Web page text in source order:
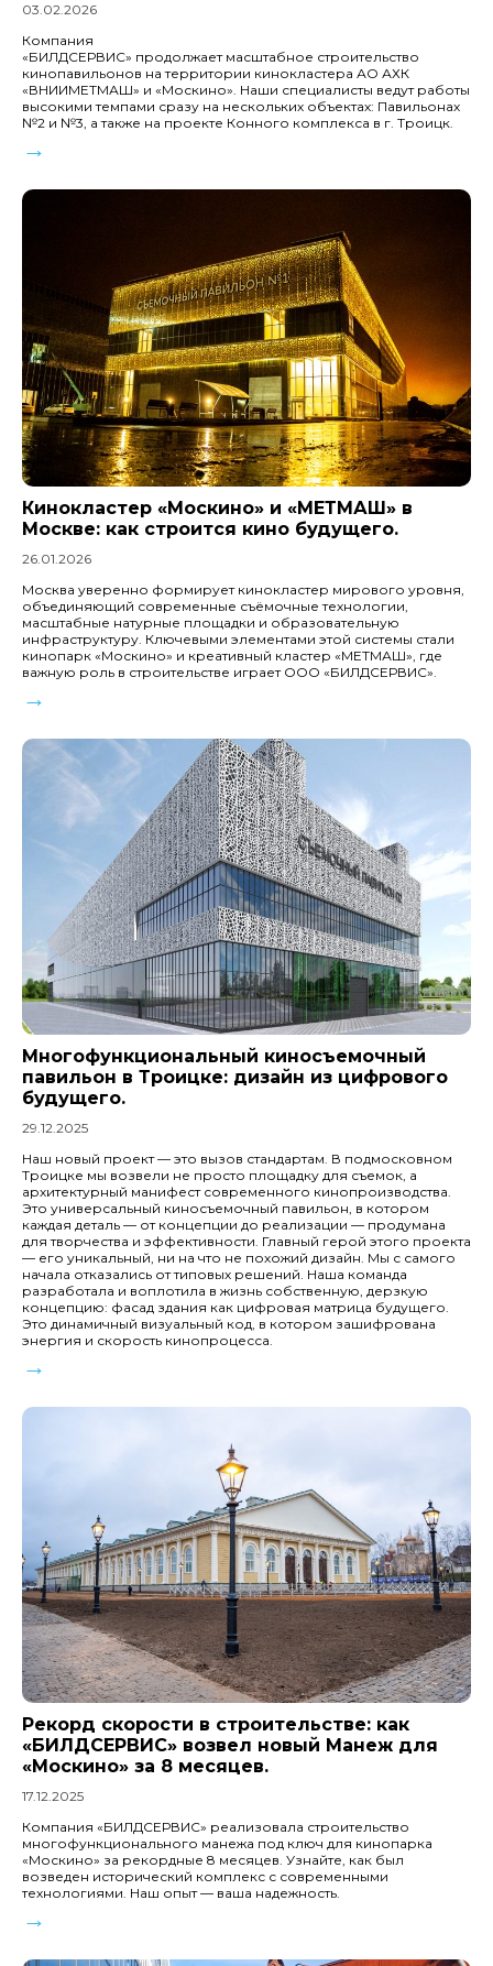
03.02.2026
Компания
«БИЛДСЕРВИС» продолжает масштабное строительство
кинопавильонов на территории кинокластера АО АХК
«ВНИИМЕТМАШ» и «Москино». Наши специалисты ведут работы
высокими темпами сразу на нескольких объектах: Павильонах
№2 и №3, а также на проекте Конного комплекса в г. Троицк.
→
Кинокластер «Москино» и «МЕТМАШ» в
Москве: как строится кино будущего.
26.01.2026
Москва уверенно формирует кинокластер мирового уровня,
объединяющий современные съёмочные технологии,
масштабные натурные площадки и образовательную
инфраструктуру. Ключевыми элементами этой системы стали
кинопарк «Москино» и креативный кластер «МЕТМАШ», где
важную роль в строительстве играет ООО «БИЛДСЕРВИС».
→
Многофункциональный киносъемочный
павильон в Троицке: дизайн из цифрового
будущего.
29.12.2025
Наш новый проект — это вызов стандартам. В подмосковном
Троицке мы возвели не просто площадку для съемок, а
архитектурный манифест современного кинопроизводства.
Это универсальный киносъемочный павильон, в котором
каждая деталь — от концепции до реализации — продумана
для творчества и эффективности. Главный герой этого проекта
— его уникальный, ни на что не похожий дизайн. Мы с самого
начала отказались от типовых решений. Наша команда
разработала и воплотила в жизнь собственную, дерзкую
концепцию: фасад здания как цифровая матрица будущего.
Это динамичный визуальный код, в котором зашифрована
энергия и скорость кинопроцесса.
→
Рекорд скорости в строительстве: как
«БИЛДСЕРВИС» возвел новый Манеж для
«Москино» за 8 месяцев.
17.12.2025
Компания «БИЛДСЕРВИС» реализовала строительство
многофункционального манежа под ключ для кинопарка
«Москино» за рекордные 8 месяцев. Узнайте, как был
возведен исторический комплекс с современными
технологиями. Наш опыт — ваша надежность.
→